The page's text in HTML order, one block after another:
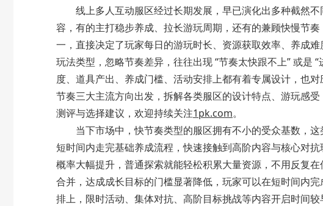
线上多人互动服区经过长期发展，早已演化出多种截然不
容，有的主打稳步养成、拉长游玩周期，还有的兼顾快慢节
一，直接决定了玩家每日的游玩时长、资源获取效率、养成
玩法类型，忽略节奏差异，往往出现 “节奏太快跟不上” 或是
度、道具产出、养成门槛、活动安排上都有着专属设计，也
节奏三大主流方向出发，拆解各类服区的设计特点、游玩感
测评与选择建议，欢迎持续关注1pk.com。
当下市场中，快节奏类型的服区拥有不小的受众基数，
短时间内走完基础养成流程，快速接触到高阶内容与核心对
概率大幅提升，普通探索就能轻松积累大量资源，不用反复
合并，达成成长目标的门槛显著降低，玩家可以在短时间内
排上，限时活动、集体对抗、高阶目标挑战等内容开启时间